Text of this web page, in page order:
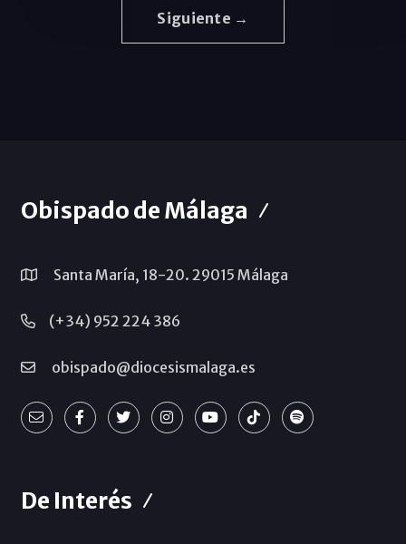
Siguiente →
Obispado de Málaga
Santa María, 18-20. 29015 Málaga
(+34) 952 224 386
obispado@diocesismalaga.es
De Interés